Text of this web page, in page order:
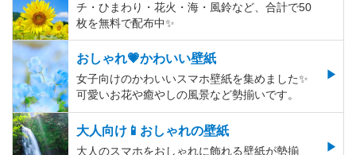
チ・ひまわり・花火・海・風鈴など、合計で50
枚を無料で配布中✨
おしゃれ💗かわいい壁紙
女子向けのかわいいスマホ壁紙を集めました✨
可愛いお花や癒やしの風景など勢揃いです。
大人向け📱おしゃれの壁紙
大人のスマホをおしゃれに飾れる壁紙が勢揃